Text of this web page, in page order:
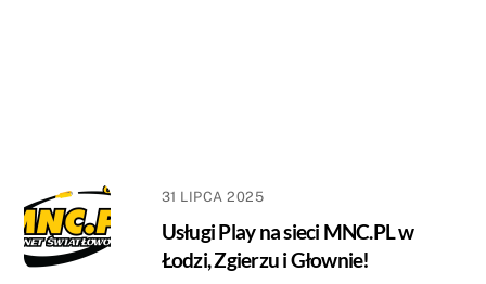
31 LIPCA 2025
Usługi Play na sieci MNC.PL w
Łodzi, Zgierzu i Głownie!